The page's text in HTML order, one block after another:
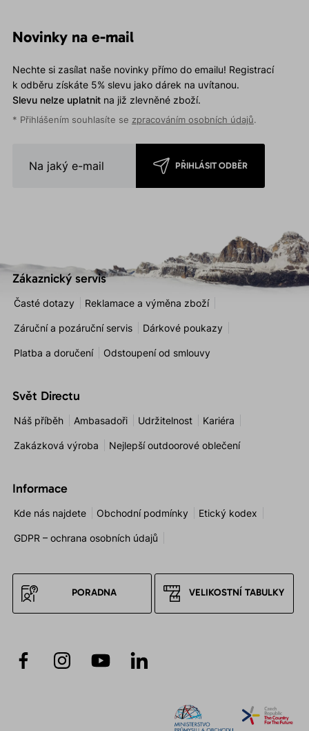
Novinky na e-mail
Nechte si zasílat naše novinky přímo do emailu! Registrací
k odběru získáte 5% slevu jako dárek na uvítanou.
Slevu nelze uplatnitna již zlevněné zboží.
* Přihlášením souhlasíte se zpracováním osobních údajů.
PŘIHLÁSIT ODBĚR
Zákaznický servis
Časté dotazy Reklamace a výměna zboží
Záruční a pozáruční servis Dárkové poukazy
Platba a doručení Odstoupení od smlouvy
Svět Directu
Náš příběh Ambasadoři Udržitelnost Kariéra
Zakázková výroba Nejlepší outdoorové oblečení
Informace
Kde nás najdete Obchodní podmínky Etický kodex
GDPR – ochrana osobních údajů
PORADNA VELIKOSTNÍ TABULKY